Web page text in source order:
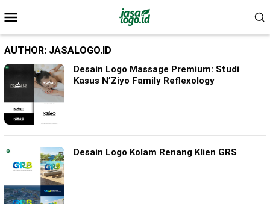
to
contentMenu
AUTHOR: JASALOGO.ID
Desain Logo Massage Premium: Studi
Kasus N’Ziyo Family Reflexology
Desain Logo Kolam Renang Klien GRS